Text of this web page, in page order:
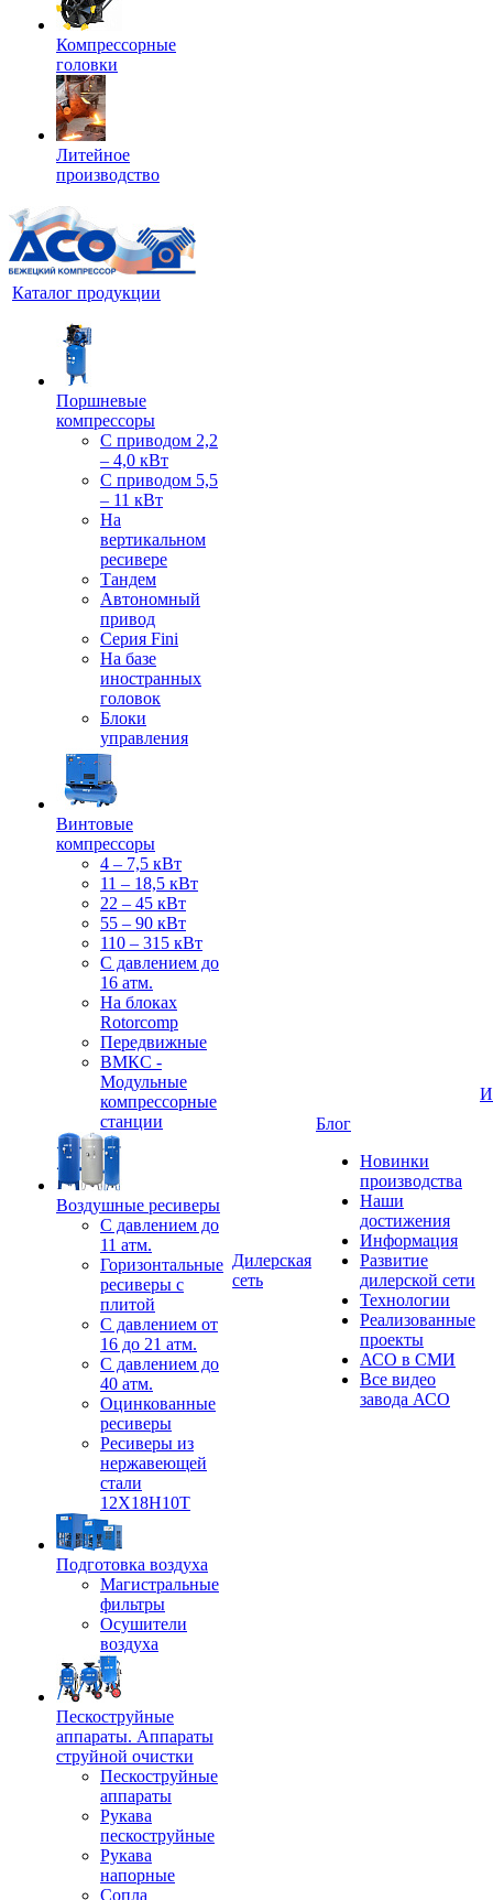
Компрессорные
головки
Литейное
производство
Каталог продукции
Поршневые
компрессоры
С приводом 2,2
– 4,0 кВт
С приводом 5,5
– 11 кВт
На
вертикальном
ресивере
Тандем
Автономный
привод
Серия Fini
На базе
иностранных
головок
Блоки
управления
Винтовые
компрессоры
4 – 7,5 кВт
11 – 18,5 кВт
22 – 45 кВт
55 – 90 кВт
110 – 315 кВт
С давлением до
16 атм.
На блоках
Rotorcomp
Передвижные
ВМКС -
Модульные
компрессорные
станции
Воздушные ресиверы
С давлением до
11 атм.
Горизонтальные
ресиверы с
плитой
С давлением от
16 до 21 атм.
С давлением до
40 атм.
Оцинкованные
ресиверы
Ресиверы из
нержавеющей
стали
12Х18Н10Т
Подготовка воздуха
Магистральные
фильтры
Осушители
воздуха
Пескоструйные
аппараты. Аппараты
струйной очистки
Пескоструйные
аппараты
Рукава
пескоструйные
Рукава
напорные
Сопла
Дилерская
сеть
Блог
Новинки
производства
Наши
достижения
Информация
Развитие
дилерской сети
Технологии
Реализованные
проекты
АСО в СМИ
Все видео
завода АСО